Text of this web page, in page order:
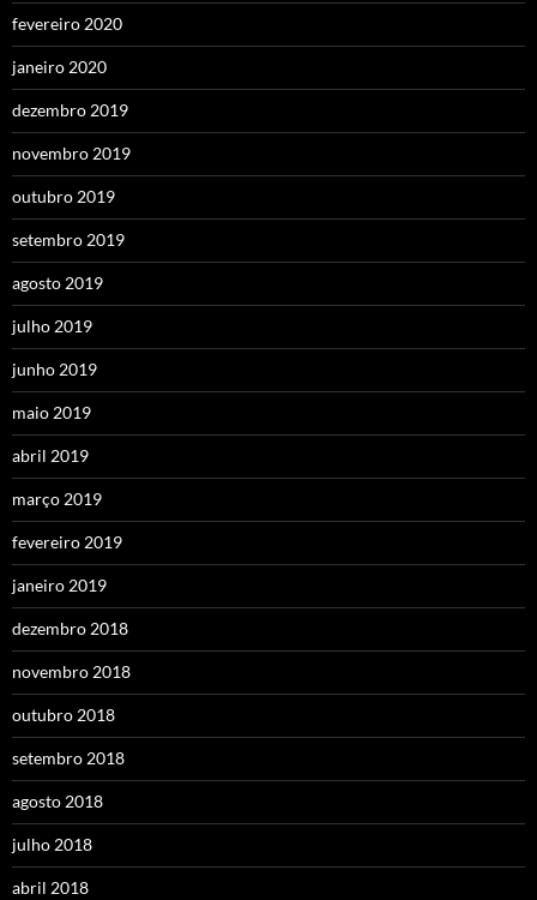
fevereiro 2020
janeiro 2020
dezembro 2019
novembro 2019
outubro 2019
setembro 2019
agosto 2019
julho 2019
junho 2019
maio 2019
abril 2019
março 2019
fevereiro 2019
janeiro 2019
dezembro 2018
novembro 2018
outubro 2018
setembro 2018
agosto 2018
julho 2018
abril 2018